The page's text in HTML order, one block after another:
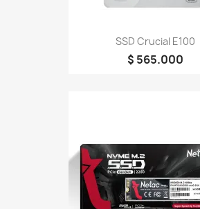
SSD Crucial E100
$ 565.000